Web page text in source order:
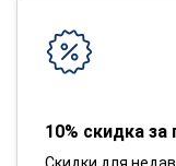
10% скидка